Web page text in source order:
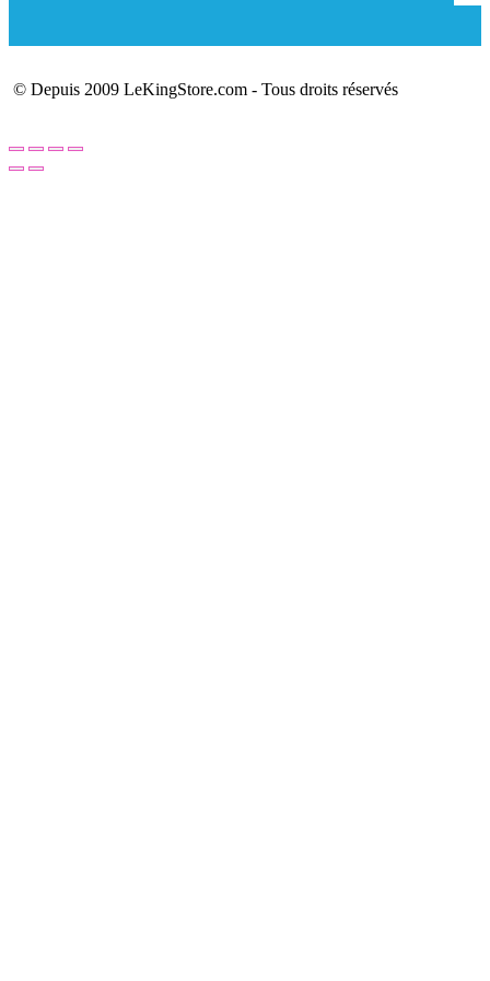
© Depuis 2009 LeKingStore.com - Tous droits réservés